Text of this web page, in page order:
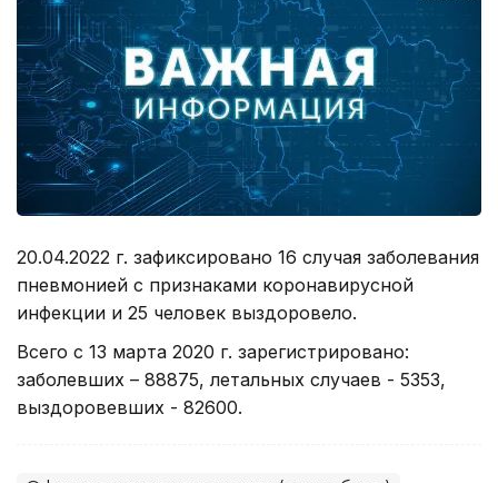
20.04.2022 г. зафиксировано 16 случая заболевания
пневмонией с признаками коронавирусной
инфекции и 25 человек выздоровело.
Всего с 13 марта 2020 г. зарегистрировано:
заболевших – 88875, летальных случаев - 5353,
выздоровевших - 82600.